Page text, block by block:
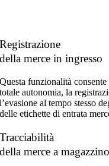
Registrazione
della merce in ingresso
Questa funzionalità
totale autonomia, la
l’evasione al tempo stesso
delle etichette di entrata
Tracciabilità
della merce a magazzino